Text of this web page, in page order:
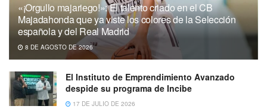
«¡Orgullo majariego!»: El talento criado en el CB
Majadahonda que ya viste los colores de la Selección
española y del Real Madrid
8 DE AGOSTO DE 2026
El Instituto de Emprendimiento Avanzado
despide su programa de Incibe
17 DE JULIO DE 2026